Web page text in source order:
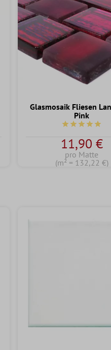
Glasmosaik Fliesen
Pink
11,90 €
pro Matte
(m² = 132,22 €)